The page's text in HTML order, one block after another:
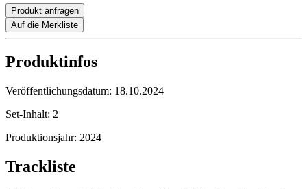
Produkt anfragen
Auf die Merkliste
Produktinfos
Veröffentlichungsdatum: 18.10.2024
Set-Inhalt: 2
Produktionsjahr: 2024
Trackliste